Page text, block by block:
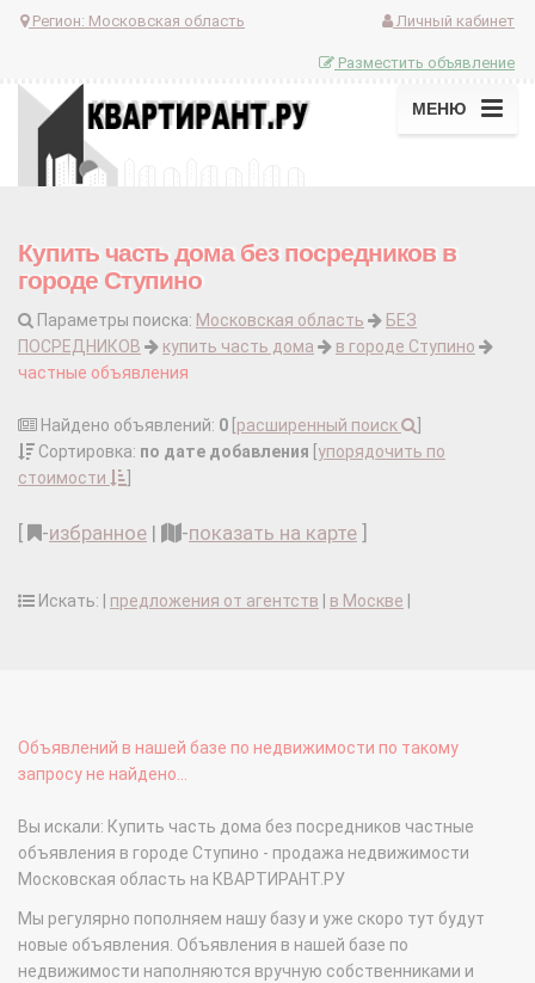
Регион: Московская область Личный кабинет
Разместить объявление
МЕНЮ
Купить часть дома без посредников в
городе Ступино
Параметры поиска: Московская область
БЕЗ
ПОСРЕДНИКОВ
купить часть дома
в городе Ступино
частные объявления
Найдено объявлений: 0 расширенный поиск
Сортировка: по дате добавления упорядочить по
стоимости
-избранное | -показать на карте
Искать: | предложения от агентств в Москве
Объявлений в нашей базе по недвижимости по такому
запросу не найдено...
Вы искали: Купить часть дома без посредников частные
объявления в городе Ступино - продажа недвижимости
Московская область на КВАРТИРАНТ.РУ
Мы регулярно пополняем нашу базу и уже скоро тут будут
новые объявления. Объявления в нашей базе по
недвижимости наполняются вручную собственниками и